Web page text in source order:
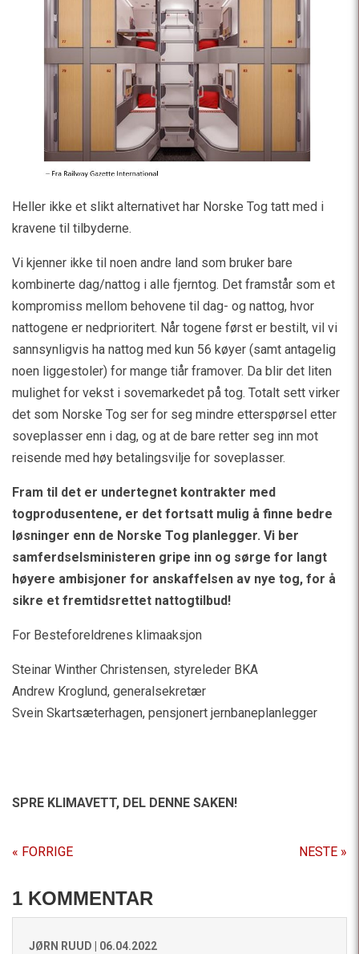
Heller ikke et slikt alternativet har Norske Tog tatt med i
kravene til tilbyderne.
Vi kjenner ikke til noen andre land som bruker bare
kombinerte dag/nattog i alle fjerntog. Det framstår som et
kompromiss mellom behovene til dag- og nattog, hvor
nattogene er nedprioritert. Når togene først er bestilt, vil vi
sannsynligvis ha nattog med kun 56 køyer (samt antagelig
noen liggestoler) for mange tiår framover. Da blir det liten
mulighet for vekst i sovemarkedet på tog. Totalt sett virker
det som Norske Tog ser for seg mindre etterspørsel etter
soveplasser enn i dag, og at de bare retter seg inn mot
reisende med høy betalingsvilje for soveplasser.
Fram til det er undertegnet kontrakter med
togprodusentene, er det fortsatt mulig å finne bedre
løsninger enn de Norske Tog planlegger. Vi ber
samferdselsministeren gripe inn og sørge for langt
høyere ambisjoner for anskaffelsen av nye tog, for å
sikre et fremtidsrettet nattogtilbud!
For Besteforeldrenes klimaaksjon
Steinar Winther Christensen, styreleder BKA
Andrew Kroglund, generalsekretær
Svein Skartsæterhagen, pensjonert jernbaneplanlegger
SPRE KLIMAVETT, DEL DENNE SAKEN!
« FORRIGE NESTE »
1 KOMMENTAR
JØRN RUUD | 06.04.2022